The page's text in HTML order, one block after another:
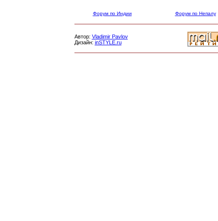
Форум по Индии Форум по Непалу
Автор: Vladimir Pavlov
Дизайн: inSTYLE.ru